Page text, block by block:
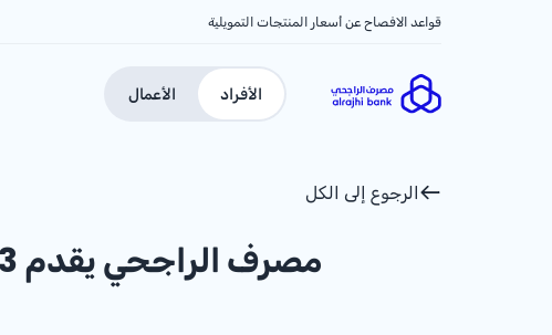
قواعد الافصاح عن أسعار المنتجات التمويلية
الأفراد الأعمال
الرجوع إلى الكل